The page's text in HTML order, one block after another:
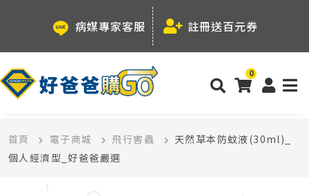
病媒專家客服 註冊送百元券
0
首頁 電子商城 飛行害蟲
天然草本防蚊液(30ml)_
個人經濟型_好爸爸嚴選